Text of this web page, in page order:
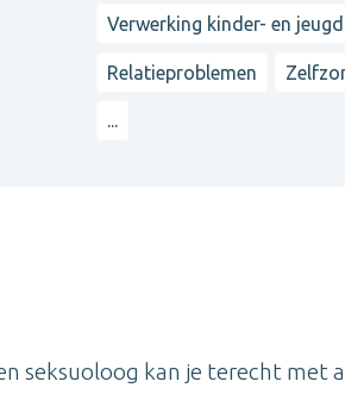
Verwerking kinder- en
Relatieproblemen
...
seksuoloog kan je terecht met